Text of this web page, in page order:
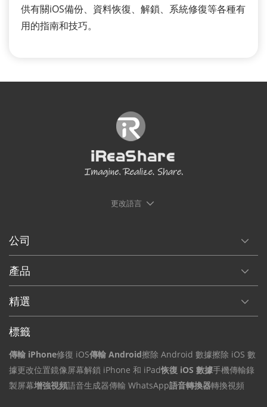
供有關iOS備份、資料恢復、解鎖、系統修復等各種有
用的指南和技巧。
更改語言
公司
產品
精選
標籤
傳輸 iPhone修復 iOS傳輸 Android擦除 Android 數據擦除 iOS 數
據更改位置鏡像屏幕解鎖 iPhone 和 iPad恢復 iOS 數據手機傳輸錄
製屏幕增強視頻語音生成器傳輸 WhatsApp語音轉換器轉換視頻